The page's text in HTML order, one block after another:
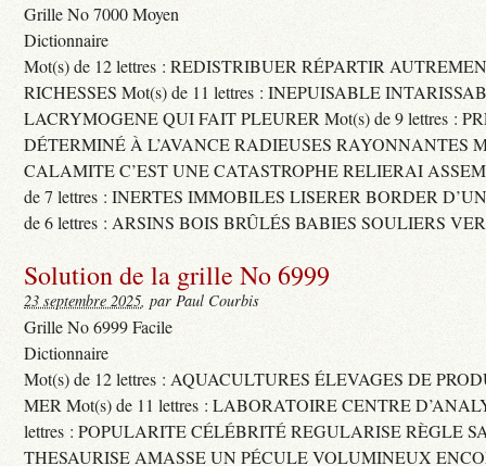
Grille No 7000 Moyen
Dictionnaire
Mot(s) de 12 lettres : REDISTRIBUER RÉPARTIR
RICHESSES Mot(s) de 11 lettres : INEPUISABLE
LACRYMOGENE QUI FAIT PLEURER Mot(s) de 9 lettres :
DÉTERMINÉ À L’AVANCE RADIEUSES RAYONNANTES
CALAMITE C’EST UNE CATASTROPHE RELIERAI
de 7 lettres : INERTES IMMOBILES LISERER BORDER
de 6 lettres : ARSINS BOIS BRÛLÉS BABIES SOULIERS
Solution de la grille No 6999
23 septembre 2025, par Paul Courbis
Grille No 6999 Facile
Dictionnaire
Mot(s) de 12 lettres : AQUACULTURES ÉLEVAGES DE
MER Mot(s) de 11 lettres : LABORATOIRE CENTRE
lettres : POPULARITE CÉLÉBRITÉ REGULARISE RÈGLE
THESAURISE AMASSE UN PÉCULE VOLUMINEUX